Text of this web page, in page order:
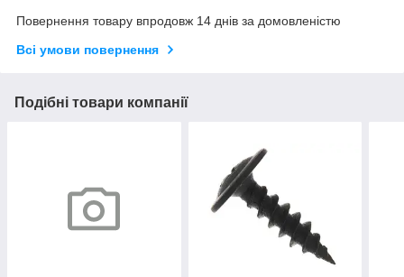
Повернення товару впродовж 14 днів за домовленістю
Всі умови повернення
Подібні товари компанії